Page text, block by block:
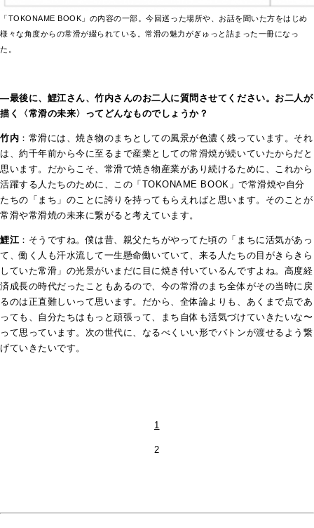
「TOKONAME BOOK」の内容の一部。今回巡った場所や、お話を聞いた方をはじめ
様々な角度からの常滑が綴られている。常滑の魅力がぎゅっと詰まった一冊になっ
た。
―最後に、鯉江さん、竹内さんのお二人に質問させてください。お二人が
描く〈常滑の未来〉ってどんなものでしょうか？
竹内 ：常滑には、焼き物のまちとしての風景が色濃く残っています。それ
は、約千年前から今に至るまで産業としての常滑焼が続いていたからだと
思います。だからこそ、常滑で焼き物産業があり続けるために、これから
活躍する人たちのために、この「TOKONAME BOOK」で常滑焼や自分
たちの「まち」のことに誇りを持ってもらえればと思います。そのことが
常滑や常滑焼の未来に繋がると考えています。
鯉江 ：そうですね。僕は昔、親父たちがやってた頃の「まちに活気があっ
て、働く人も汗水流して一生懸命働いていて、来る人たちの目がきらきら
していた常滑」の光景がいまだに目に焼き付いているんですよね。高度経
済成長の時代だったこともあるので、今の常滑のまち全体がその当時に戻
るのは正直難しいって思います。だから、全体論よりも、あくまで点であ
っても、自分たちはもっと頑張って、まち自体も活気づけていきたいな〜
って思っています。次の世代に、なるべくいい形でバトンが渡せるよう繋
げていきたいです。
1
2